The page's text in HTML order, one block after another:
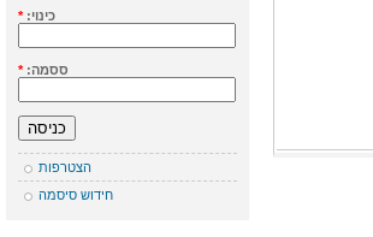
כינוי:*
ססמה:*
הצטרפות
חידוש סיסמה